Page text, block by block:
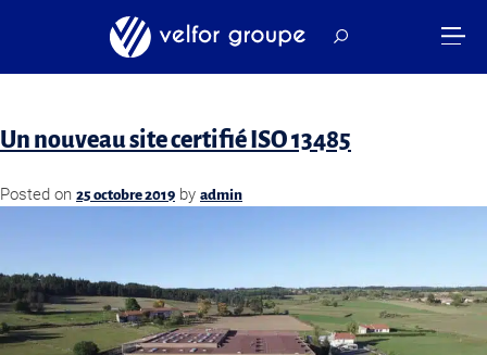
Un nouveau site certifié ISO 13485
Posted on 25 octobre 2019 by admin